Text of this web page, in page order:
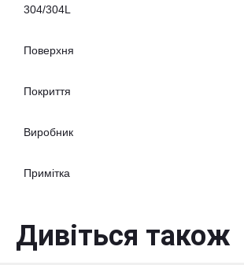
304/304L
Поверхня
Покриття
Виробник
Примітка
Дивіться також